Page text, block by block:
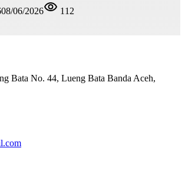
08/06/2026 112
Bata No. 44, Lueng Bata Banda Aceh,